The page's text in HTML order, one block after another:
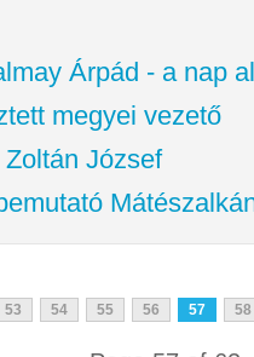
Árpád - a nap
megyei vezető
József
53 54 55 56 57 58